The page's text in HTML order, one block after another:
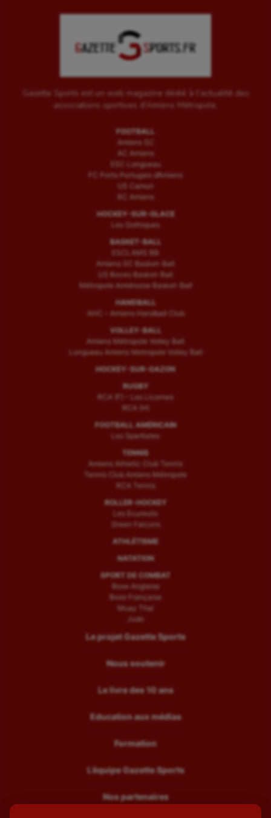
Gazette Sports est un web magazine dédié à l'actualité des
associations sportives d'Amiens Métropole.
FOOTBALL
Amiens SC
AC Amiens
ESC Longueau
FC Porto Portugais d’Amiens
US Camon
RC Amiens
HOCKEY-SUR-GLACE
Les Gothiques
BASKET-BALL
ESCLAMS BB
Amiens SC Basket-Ball
US Boves Basket-Ball
Métropole Amiénoise Basket-Ball
HANDBALL
AHC – Amiens Handball Club
VOLLEY-BALL
Amiens Métropole Volley Ball
Longueau Amiens Metropole Volley Ball
HOCKEY-SUR-GAZON
RUGBY
RCA (F) – Les Licornes
RCA (H)
FOOTBALL AMÉRICAIN
Les Spartiates
TENNIS
Amiens Athletic Club Tennis
Tennis Club Amiens Métropole
RCA Tennis
ROLLER-HOCKEY
Les Ecureuils
Green Falcons
ATHLÉTISME
NATATION
SPORT DE COMBAT
Boxe Anglaise
Boxe Française
Muay Thaï
Judo
Le projet Gazette Sports
Nous soutenir
Le livre des 10 ans
Education aux médias
Formation
L’équipe Gazette Sports
Nos partenaires